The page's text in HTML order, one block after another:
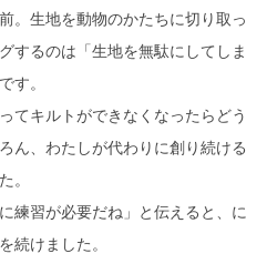
。生地を動物のかたちに切り取っ
するのは「生地を無駄にしてしま
す。
てキルトができなくなったらどう
ん、わたしが代わりに創り続ける
。
練習が必要だね」と伝えると、に
続けました。